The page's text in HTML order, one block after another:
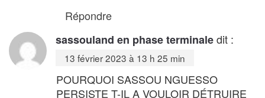
Répondre
sassouland en phase terminaledit :
13 février 2023 à 13 h 25 min
POURQUOI SASSOU NGUESSO
PERSISTE T-IL A VOULOIR DÉTRUIRE